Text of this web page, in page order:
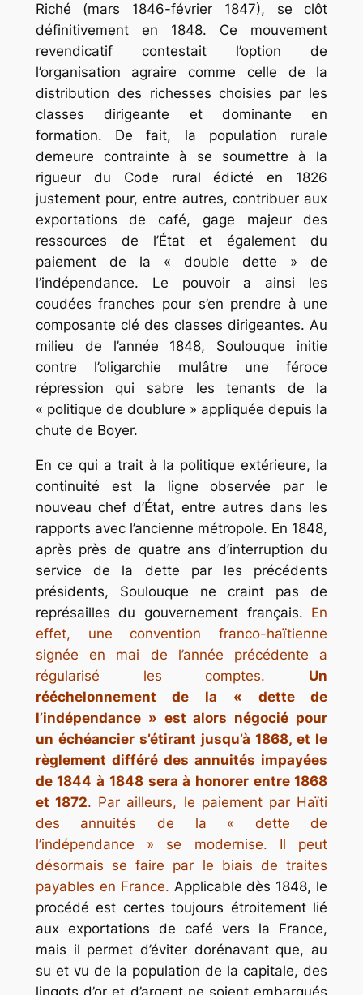
Riché (mars 1846-février 1847), se clôt
définitivement en 1848. Ce mouvement
revendicatif contestait l’option de
l’organisation agraire comme celle de la
distribution des richesses choisies par les
classes dirigeante et dominante en
formation. De fait, la population rurale
demeure contrainte à se soumettre à la
rigueur du Code rural édicté en 1826
justement pour, entre autres, contribuer aux
exportations de café, gage majeur des
ressources de l’État et également du
paiement de la « double dette » de
l’indépendance. Le pouvoir a ainsi les
coudées franches pour s’en prendre à une
composante clé des classes dirigeantes. Au
milieu de l’année 1848, Soulouque initie
contre l’oligarchie mulâtre une féroce
répression qui sabre les tenants de la
« politique de doublure » appliquée depuis la
chute de Boyer.
En ce qui a trait à la politique extérieure, la
continuité est la ligne observée par le
nouveau chef d’État, entre autres dans les
rapports avec l’ancienne métropole. En 1848,
après près de quatre ans d’interruption du
service de la dette par les précédents
présidents, Soulouque ne craint pas de
représailles du gouvernement français. En
effet, une convention franco-haïtienne
signée en mai de l’année précédente a
régularisé les comptes. Un
rééchelonnement de la « dette de
l’indépendance» est alors négocié pour
un échéancier s’étirant jusqu’à 1868, et le
règlement différé des annuités impayées
de 1844 à 1848 sera à honorer entre 1868
et 1872. Par ailleurs, le paiement par Haïti
des annuités de la « dette de
l’indépendance » se modernise. Il peut
désormais se faire par le biais de traites
payables en France. Applicable dès 1848, le
procédé est certes toujours étroitement lié
aux exportations de café vers la France,
mais il permet d’éviter dorénavant que, au
su et vu de la population de la capitale, des